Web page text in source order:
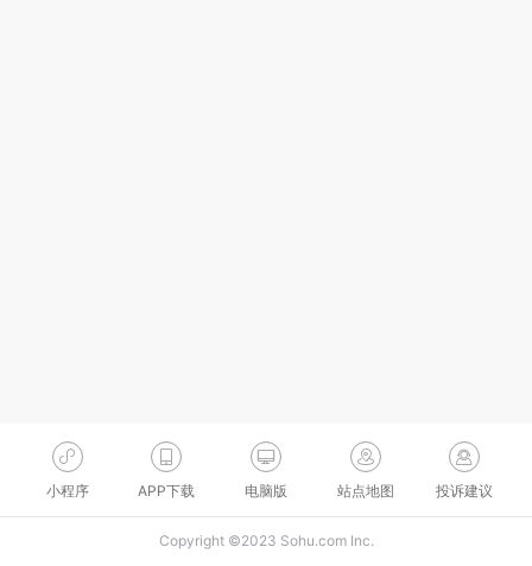
小程序 APP下载 电脑版 站点地图 投诉建议
Copyright ©2023 Sohu.com Inc.